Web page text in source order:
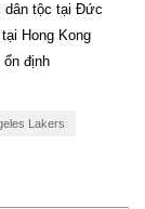
dân tộc tại Đức
Hong Kong
định
Lakers